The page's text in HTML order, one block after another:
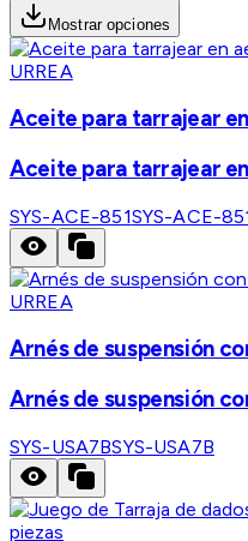
Mostrar opciones
URREA
Aceite para tarrajear
Aceite para tarrajear
SYS-ACE-851SYS-ACE-
URREA
Arnés de suspensión
Arnés de suspensión
SYS-USA7BSYS-USA7B